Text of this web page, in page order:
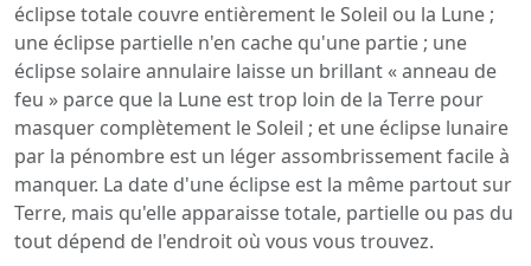
éclipse totale couvre entièrement le Soleil ou la Lune ;
une éclipse partielle n'en cache qu'une partie ; une
éclipse solaire annulaire laisse un brillant « anneau de
feu » parce que la Lune est trop loin de la Terre pour
masquer complètement le Soleil ; et une éclipse lunaire
par la pénombre est un léger assombrissement facile à
manquer. La date d'une éclipse est la même partout sur
Terre, mais qu'elle apparaisse totale, partielle ou pas du
tout dépend de l'endroit où vous vous trouvez.